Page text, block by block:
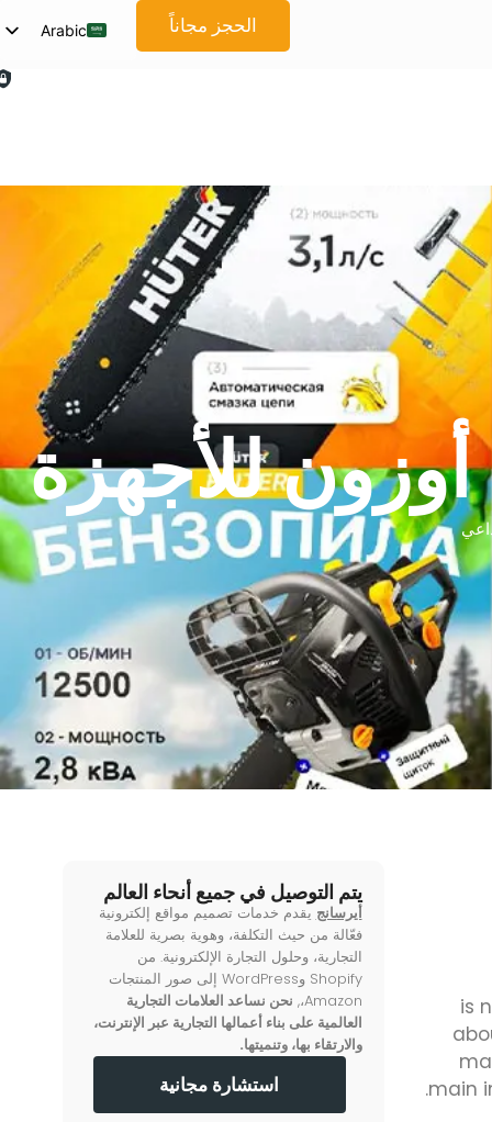
الحجز مجاناً
Arabic
Korean
Vietnamese
Thai
Russian
للأجهزة
is
main
يتم التوصيل في جميع أنحاء العالم
أيرسانج يقدم خدمات تصميم مواقع إلكترونية
فعّالة من حيث التكلفة، وهوية بصرية للعلامة
التجارية، وحلول التجارة الإلكترونية. من
Shopify وWordPress إلى صور المنتجات
Amazon،, نحن نساعد العلامات التجارية
العالمية على بناء أعمالها التجارية عبر الإنترنت،
والارتقاء بها، وتنميتها.
استشارة مجانية